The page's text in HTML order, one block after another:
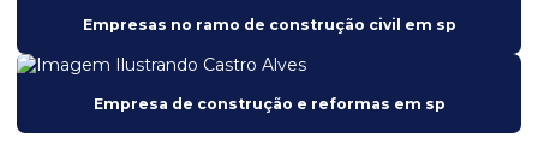
Empresa de construção residencial sp
Empresas no ramo de construção civil em sp
Empresa de construção e reformas em sp